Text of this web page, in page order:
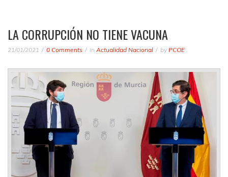
LA CORRUPCIÓN NO TIENE VACUNA
21/01/2021 0 Comments in Actualidad Nacional by PCOE